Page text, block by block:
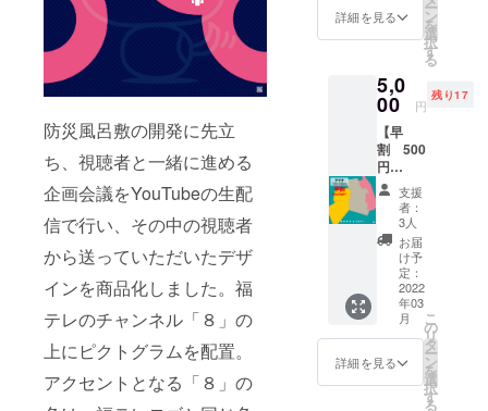
防災風呂敷の開発に先立
ち、視聴者と一緒に進める
企画会議をYouTubeの生配
信で行い、その中の視聴者
から送っていただいたデザ
インを商品化しました。福
テレのチャンネル「８」の
上にピクトグラムを配置。
アクセントとなる「８」の
募集し
ます）
加者に
は登録
アドレ
スへ事
前に
ミー
ティン
グの
URLと
パス
ワード
をお送
りしま
すの
で、予
めzoom
アカウ
取得を
お願い
により
能性が
ござい
ます。
呂敷1枚
を3月以
降にお
ます。
・サイ
ズ：
96×96(
cm) ・
内容：
風呂敷1
枚 取
扱説明
書 ・素
材：ポ
リエス
テル
100％ ※
製造上
の都合
により
詳細を見る ー
ン
を
選
択
す
る
5,0
00 円
残り17
【早
割 500
円
OFF
防災風
呂敷1枚
（福島
県柄
タフ
タ）】
平織に
比べ、
耐水圧
に優れ
た生地
です。
支援
者：
3人
お届
け予
定：
2022
年03
月
詳細を見る
こ
の
リ
タ
ー
ン
を
選
択
す
る